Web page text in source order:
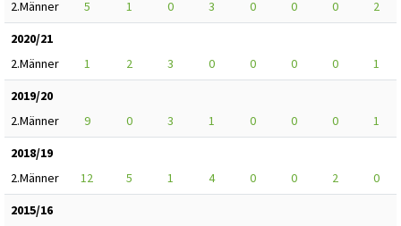
2.Männer
5 1 0 3 0 0 0
2
2020/21
2.Männer
1 2 3 0 0 0 0
1
2019/20
2.Männer
9 0 3 1 0 0 0
1
2018/19
2.Männer
12 5 1 4 0 0 2
0
2015/16